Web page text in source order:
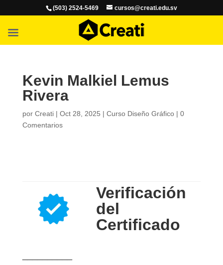
(503) 2524-5469 cursos@creati.edu.sv
Kevin Malkiel Lemus
Rivera
por Creati| Oct 28, 2025 | Curso Diseño Gráfico| 0
Comentarios
Verificación
del
Certificado